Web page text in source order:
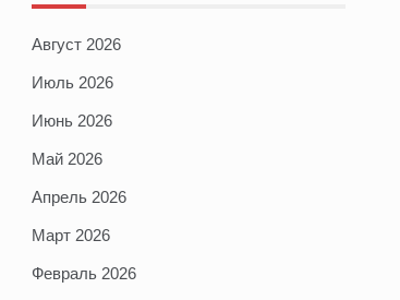
Август 2026
Июль 2026
Июнь 2026
Май 2026
Апрель 2026
Март 2026
Февраль 2026